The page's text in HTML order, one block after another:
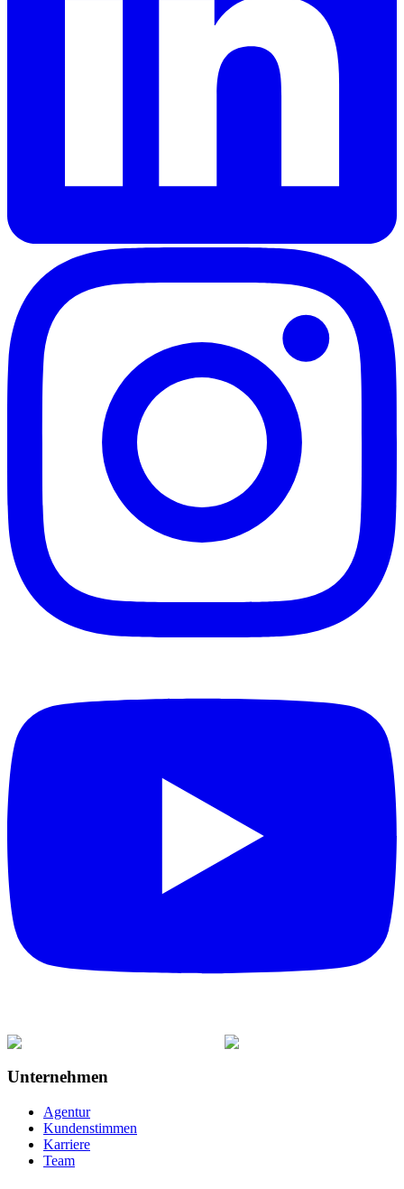
Unternehmen
Agentur
Kundenstimmen
Karriere
Team